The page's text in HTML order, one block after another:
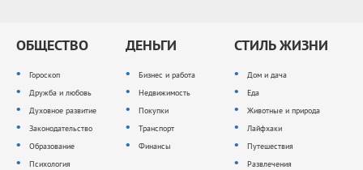
ОБЩЕСТВО
Гороскоп
Дружба и любовь
Духовное развитие
Законодательство
Образование
Психология
ДЕНЬГИ
Бизнес и работа
Недвижимость
Покупки
Транспорт
Финансы
СТИЛЬ ЖИЗНИ
Дом и дача
Еда
Животные и природа
Лайфхаки
Путешествия
Развлечения